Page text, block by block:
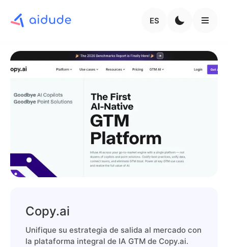
ES
Copy.ai
Unifique su estrategia de salida al mercado con
la plataforma integral de IA GTM de Copy.ai.